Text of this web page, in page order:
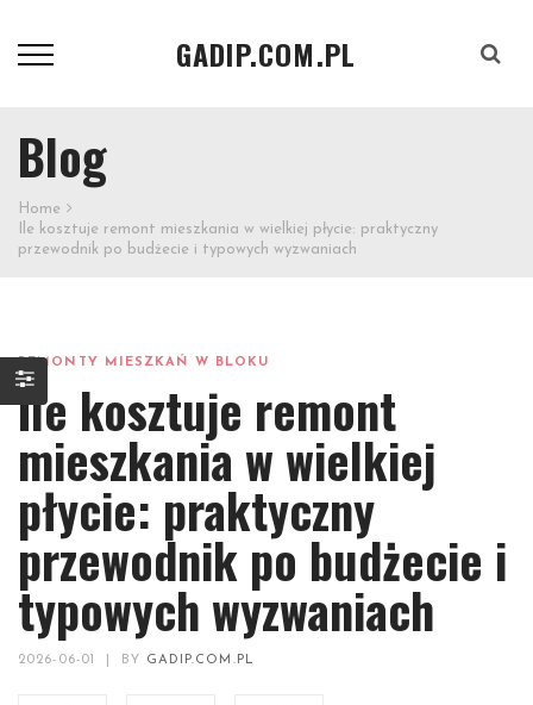
GADIP.COM.PL
Blog
Home
Ile kosztuje remont mieszkania w wielkiej płycie: praktyczny
przewodnik po budżecie i typowych wyzwaniach
REMONTY MIESZKAŃ W BLOKU
Ile kosztuje remont
mieszkania w wielkiej
płycie: praktyczny
przewodnik po budżecie i
typowych wyzwaniach
2026-06-01 BY GADIP.COM.PL